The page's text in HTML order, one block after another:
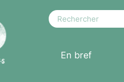
En bref